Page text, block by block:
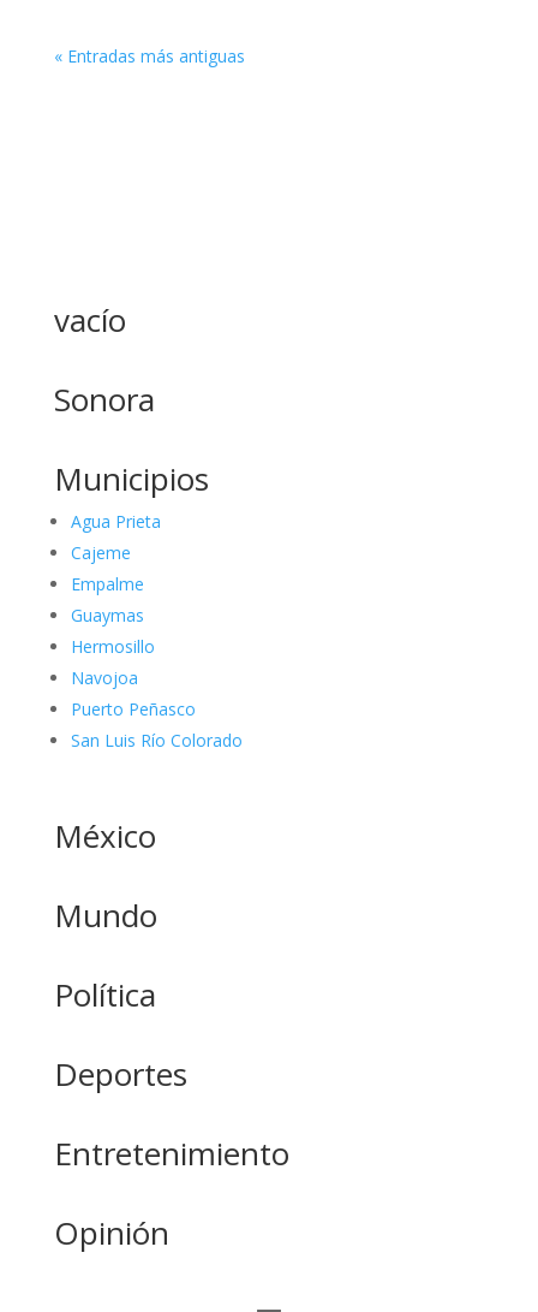
« Entradas más antiguas
vacío
Sonora
Municipios
Agua Prieta
Cajeme
Empalme
Guaymas
Hermosillo
Navojoa
Puerto Peñasco
San Luis Río Colorado
México
Mundo
Política
Deportes
Entretenimiento
Opinión